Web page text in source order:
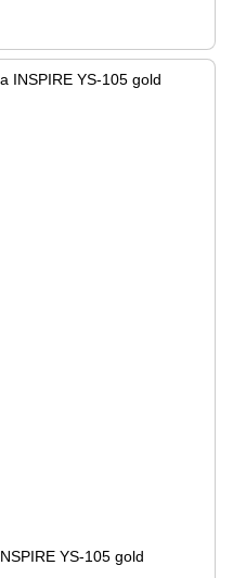
YS-105 gold